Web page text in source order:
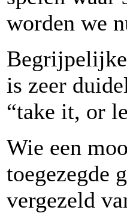
worden we
is zeer
“take it, or
Wie een
toegezegde
vergezeld